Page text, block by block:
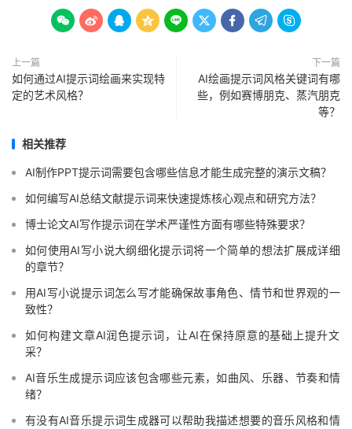
        
上一篇
如何通过AI提示词绘画来实现特
定的艺术风格？
下一篇
AI绘画提示词风格关键词有哪
些，例如赛博朋克、蒸汽朋克
等？
相关推荐
AI制作PPT提示词需要包含哪些信息才能生成完整的演示文稿？
如何编写AI总结文献提示词来快速提炼核心观点和研究方法？
博士论文AI写作提示词在学术严谨性方面有哪些特殊要求？
如何使用AI写小说大纲细化提示词将一个简单的想法扩展成详细
的章节？
用AI写小说提示词怎么写才能确保故事角色、情节和世界观的一
致性？
如何构建文章AI润色提示词，让AI在保持原意的基础上提升文
采？
AI音乐生成提示词应该包含哪些元素，如曲风、乐器、节奏和情
绪？
有没有AI音乐提示词生成器可以帮助我描述想要的音乐风格和情